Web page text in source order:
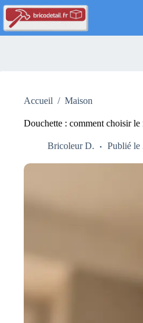
Passer
contenu
Accueil / Maison
Douchette : comment choisir
Bricoleur D. Publié le